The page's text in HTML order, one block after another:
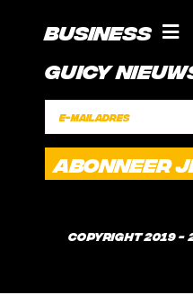
SUPPORT
CONTACT
FAQ
Business
STAGE
SPONSORSHIP
Guicy
Copyright 2019 -